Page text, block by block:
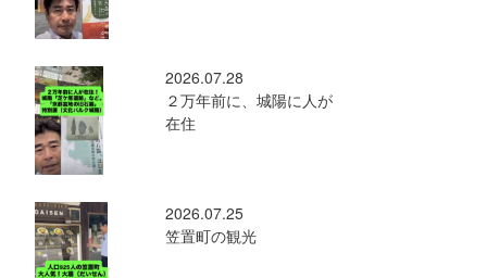
2026.07.28
２万年前に、城陽に人が
在住
2026.07.25
笠置町の観光